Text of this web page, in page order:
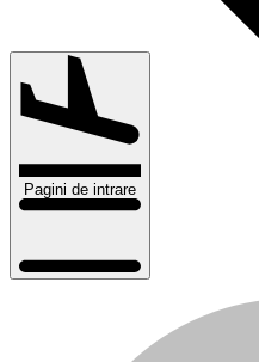
Pagini de intrare